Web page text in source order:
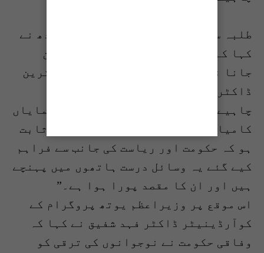
طلبہ سے مخاطب ہوتے ہوئے گورنر سندھ نے
کہا کہ “زندگی کا مقصد صرف ڈاکٹر بن
جانا نہیں ہونا چاہیے بلکہ ایک بہترین
ڈاکٹر، محقق، ماہر اور قائد بننا
چاہیے۔ آپ کو اپنے شعبے میں ایسی نمایاں
کامیابیاں حاصل کرنی ہیں جن سے یہ ثابت
ہو کہ حکومت اور ریاست کی جانب سے فراہم
کیے گئے یہ وسائل درست ہاتھوں میں پہنچے
ہیں اور ان کا مقصد پورا ہوا ہے۔”
اس موقع پر وزیراعظم یوتھ پروگرام کے
کوآرڈینیٹر ڈاکٹر فہد شفیق نے کہا کہ
وفاقی حکومت نے نوجوانوں کی ترقی کو